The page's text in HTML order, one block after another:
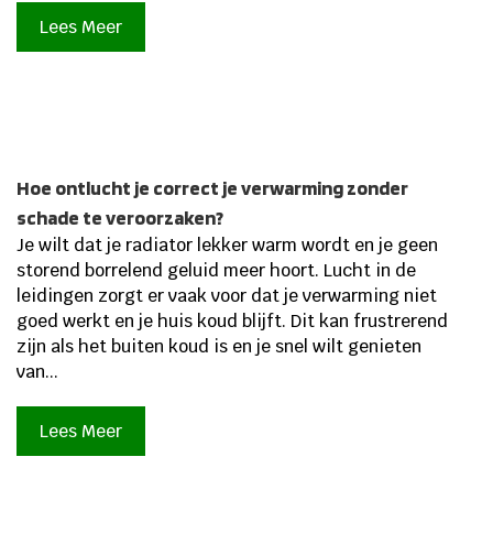
Lees Meer
Hoe ontlucht je correct je verwarming zonder
schade te veroorzaken?
Je wilt dat je radiator lekker warm wordt en je geen
storend borrelend geluid meer hoort. Lucht in de
leidingen zorgt er vaak voor dat je verwarming niet
goed werkt en je huis koud blijft. Dit kan frustrerend
zijn als het buiten koud is en je snel wilt genieten
van...
Lees Meer